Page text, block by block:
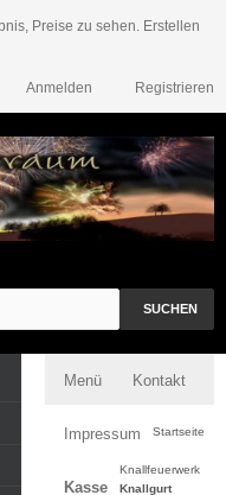
Preise zu sehen. Erstellen
Registrieren
Anmelden
SUCHEN
Menü Kontakt
Impressum
Kasse
Startseite
Knallfeuerwerk
Knallgurt